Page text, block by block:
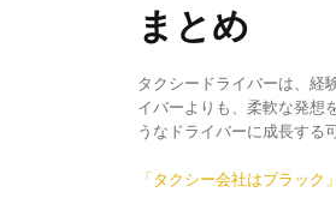
まとめ
タクシードライバーは、経
イバーよりも、柔軟な発想
うなドライバーに成長する
投
「タクシー会社はブラック